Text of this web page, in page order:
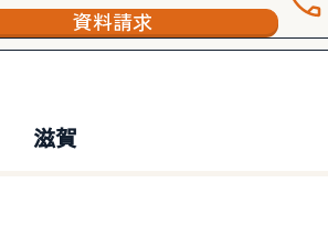
資料請求
滋賀